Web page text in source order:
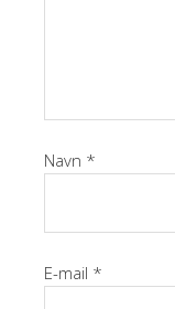
Navn *
E-mail *